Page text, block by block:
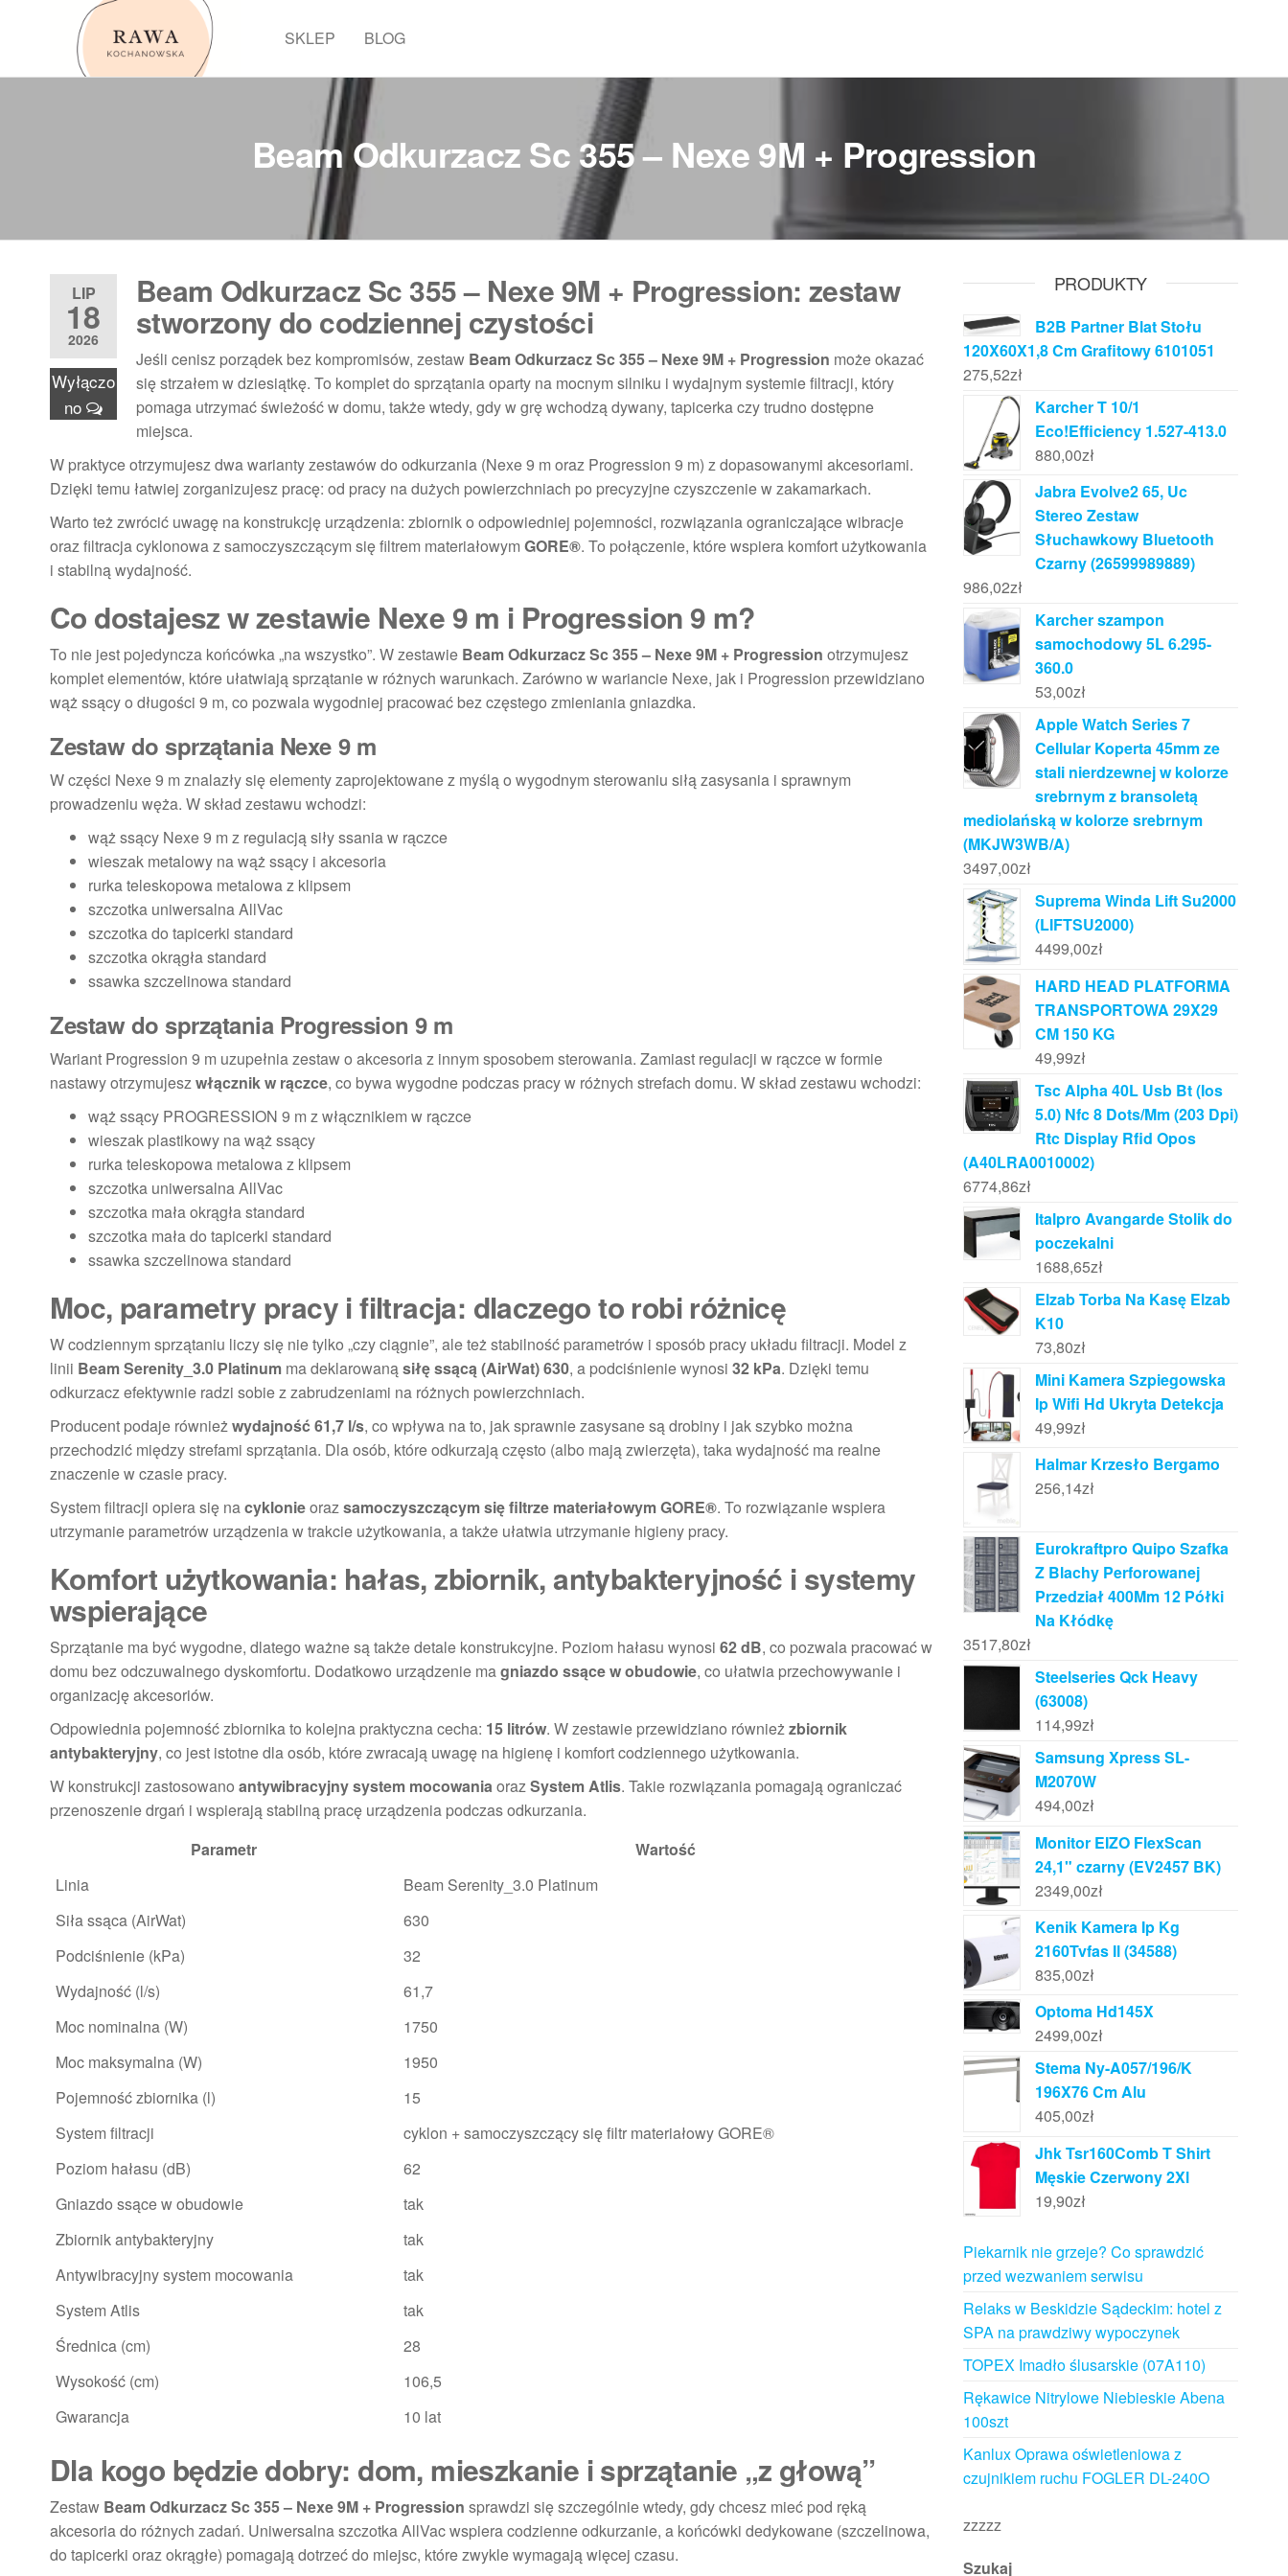
SKLEP BLOG
Beam Odkurzacz Sc 355 – Nexe 9M + Progression
LIP
18
2026
Wyłączo
no
Beam Odkurzacz Sc 355 – Nexe 9M + Progression: zestaw
stworzony do codziennej czystości
Jeśli cenisz porządek bez kompromisów, zestaw Beam Odkurzacz Sc 355 – Nexe 9M + Progression może okazać
się strzałem w dziesiątkę. To komplet do sprzątania oparty na mocnym silniku i wydajnym systemie filtracji, który
pomaga utrzymać świeżość w domu, także wtedy, gdy w grę wchodzą dywany, tapicerka czy trudno dostępne
miejsca.
W praktyce otrzymujesz dwa warianty zestawów do odkurzania (Nexe 9 m oraz Progression 9 m) z dopasowanymi akcesoriami.
Dzięki temu łatwiej zorganizujesz pracę: od pracy na dużych powierzchniach po precyzyjne czyszczenie w zakamarkach.
Warto też zwrócić uwagę na konstrukcję urządzenia: zbiornik o odpowiedniej pojemności, rozwiązania ograniczające wibracje
oraz filtracja cyklonowa z samoczyszczącym się filtrem materiałowym GORE®. To połączenie, które wspiera komfort użytkowania
i stabilną wydajność.
Co dostajesz w zestawie Nexe 9 m i Progression 9 m?
To nie jest pojedyncza końcówka „na wszystko”. W zestawie Beam Odkurzacz Sc 355 – Nexe 9M + Progression otrzymujesz
komplet elementów, które ułatwiają sprzątanie w różnych warunkach. Zarówno w wariancie Nexe, jak i Progression przewidziano
wąż ssący o długości 9 m, co pozwala wygodniej pracować bez częstego zmieniania gniazdka.
Zestaw do sprzątania Nexe 9 m
W części Nexe 9 m znalazły się elementy zaprojektowane z myślą o wygodnym sterowaniu siłą zasysania i sprawnym
prowadzeniu węża. W skład zestawu wchodzi:
wąż ssący Nexe 9 m z regulacją siły ssania w rączce
wieszak metalowy na wąż ssący i akcesoria
rurka teleskopowa metalowa z klipsem
szczotka uniwersalna AllVac
szczotka do tapicerki standard
szczotka okrągła standard
ssawka szczelinowa standard
Zestaw do sprzątania Progression 9 m
Wariant Progression 9 m uzupełnia zestaw o akcesoria z innym sposobem sterowania. Zamiast regulacji w rączce w formie
nastawy otrzymujeszwłącznik w rączce, co bywa wygodne podczas pracy w różnych strefach domu. W skład zestawu wchodzi:
wąż ssący PROGRESSION 9 m z włącznikiem w rączce
wieszak plastikowy na wąż ssący
rurka teleskopowa metalowa z klipsem
szczotka uniwersalna AllVac
szczotka mała okrągła standard
szczotka mała do tapicerki standard
ssawka szczelinowa standard
Moc, parametry pracy i filtracja: dlaczego to robi różnicę
W codziennym sprzątaniu liczy się nie tylko „czy ciągnie”, ale też stabilność parametrów i sposób pracy układu filtracji. Model z
linii Beam Serenity_3.0 Platinum ma deklarowanąsiłę ssącą (AirWat) 630, a podciśnienie wynosi 32 kPa. Dzięki temu
odkurzacz efektywnie radzi sobie z zabrudzeniami na różnych powierzchniach.
Producent podaje równieżwydajność 61,7 l/s, co wpływa na to, jak sprawnie zasysane są drobiny i jak szybko można
przechodzić między strefami sprzątania. Dla osób, które odkurzają często (albo mają zwierzęta), taka wydajność ma realne
znaczenie w czasie pracy.
System filtracji opiera się nacyklonieorazsamoczyszczącym się filtrze materiałowym GORE®. To rozwiązanie wspiera
utrzymanie parametrów urządzenia w trakcie użytkowania, a także ułatwia utrzymanie higieny pracy.
Komfort użytkowania: hałas, zbiornik, antybakteryjność i systemy
wspierające
Sprzątanie ma być wygodne, dlatego ważne są także detale konstrukcyjne. Poziom hałasu wynosi 62 dB, co pozwala pracować w
domu bez odczuwalnego dyskomfortu. Dodatkowo urządzenie magniazdo ssące w obudowie, co ułatwia przechowywanie i
organizację akcesoriów.
Odpowiednia pojemność zbiornika to kolejna praktyczna cecha: 15 litrów. W zestawie przewidziano równieżzbiornik
antybakteryjny, co jest istotne dla osób, które zwracają uwagę na higienę i komfort codziennego użytkowania.
W konstrukcji zastosowano antywibracyjny system mocowaniaorazSystem Atlis. Takie rozwiązania pomagają ograniczać
przenoszenie drgań i wspierają stabilną pracę urządzenia podczas odkurzania.
Parametr
Wartość
Linia
Beam Serenity_3.0 Platinum
Siła ssąca (AirWat)
630
Podciśnienie (kPa)
32
Wydajność (l/s)
61,7
Moc nominalna (W)
1750
Moc maksymalna (W)
1950
Pojemność zbiornika (l)
15
System filtracji
cyklon + samoczyszczący się filtr materiałowy GORE®
Poziom hałasu (dB)
62
Gniazdo ssące w obudowie
tak
Zbiornik antybakteryjny
tak
Antywibracyjny system mocowania
tak
System Atlis
tak
Średnica (cm)
28
Wysokość (cm)
106,5
Gwarancja
10 lat
Dla kogo będzie dobry: dom, mieszkanie i sprzątanie „z głową”
Zestaw Beam Odkurzacz Sc 355 – Nexe 9M + Progression sprawdzi się szczególnie wtedy, gdy chcesz mieć pod ręką
akcesoria do różnych zadań. Uniwersalna szczotka AllVac wspiera codzienne odkurzanie, a końcówki dedykowane (szczelinowa,
do tapicerki oraz okrągłe) pomagają dotrzeć do miejsc, które zwykle wymagają więcej czasu.
PRODUKTY
B2B Partner Blat Stołu
120X60X1,8 Cm Grafitowy 6101051
275,52zł
Karcher T 10/1
Eco!Efficiency 1.527-413.0
880,00zł
Jabra Evolve2 65, Uc
Stereo Zestaw
Słuchawkowy Bluetooth
Czarny (26599989889)
986,02zł
Karcher szampon
samochodowy 5L 6.295-
360.0
53,00zł
Apple Watch Series 7
Cellular Koperta 45mm ze
stali nierdzewnej w kolorze
srebrnym z bransoletą
mediolańską w kolorze srebrnym
(MKJW3WB/A)
3497,00zł
Suprema Winda Lift Su2000
(LIFTSU2000)
4499,00zł
HARD HEAD PLATFORMA
TRANSPORTOWA 29X29
CM 150 KG
49,99zł
Tsc Alpha 40L Usb Bt (Ios
5.0) Nfc 8 Dots/Mm (203 Dpi)
Rtc Display Rfid Opos
(A40LRA0010002)
6774,86zł
Italpro Avangarde Stolik do
poczekalni
1688,65zł
Elzab Torba Na Kasę Elzab
K10
73,80zł
Mini Kamera Szpiegowska
Ip Wifi Hd Ukryta Detekcja
49,99zł
Halmar Krzesło Bergamo
256,14zł
Eurokraftpro Quipo Szafka
Z Blachy Perforowanej
Przedział 400Mm 12 Półki
Na Kłódkę
3517,80zł
Steelseries Qck Heavy
(63008)
114,99zł
Samsung Xpress SL-
M2070W
494,00zł
Monitor EIZO FlexScan
24,1" czarny (EV2457 BK)
2349,00zł
Kenik Kamera Ip Kg
2160Tvfas Il (34588)
835,00zł
Optoma Hd145X
2499,00zł
Stema Ny-A057/196/K
196X76 Cm Alu
405,00zł
Jhk Tsr160Comb T Shirt
Męskie Czerwony 2Xl
19,90zł
Piekarnik nie grzeje? Co sprawdzić
przed wezwaniem serwisu
Relaks w Beskidzie Sądeckim: hotel z
SPA na prawdziwy wypoczynek
TOPEX Imadło ślusarskie (07A110)
Rękawice Nitrylowe Niebieskie Abena
100szt
Kanlux Oprawa oświetleniowa z
czujnikiem ruchu FOGLER DL-240O
zzzzz
Szukaj